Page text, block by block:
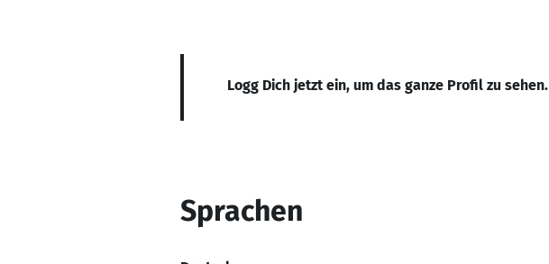
Logg Dich jetzt ein, um das ganze Profil zu sehen.
Sprachen